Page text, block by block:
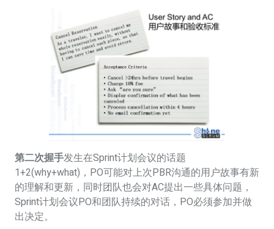
第二次握手发生在Sprint计划会议的话题
1+2(why+what)，PO可能对上次PBR沟通的用户故事有新
的理解和更新，同时团队也会对AC提出一些具体问题，
Sprint计划会议PO和团队持续的对话，PO必须参加并做
出决定。